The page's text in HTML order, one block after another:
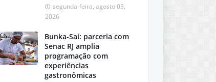
segunda-feira, agosto 03,
2026
Bunka-Sai: parceria com
Senac RJ amplia
programação com
experiências
gastronômicas